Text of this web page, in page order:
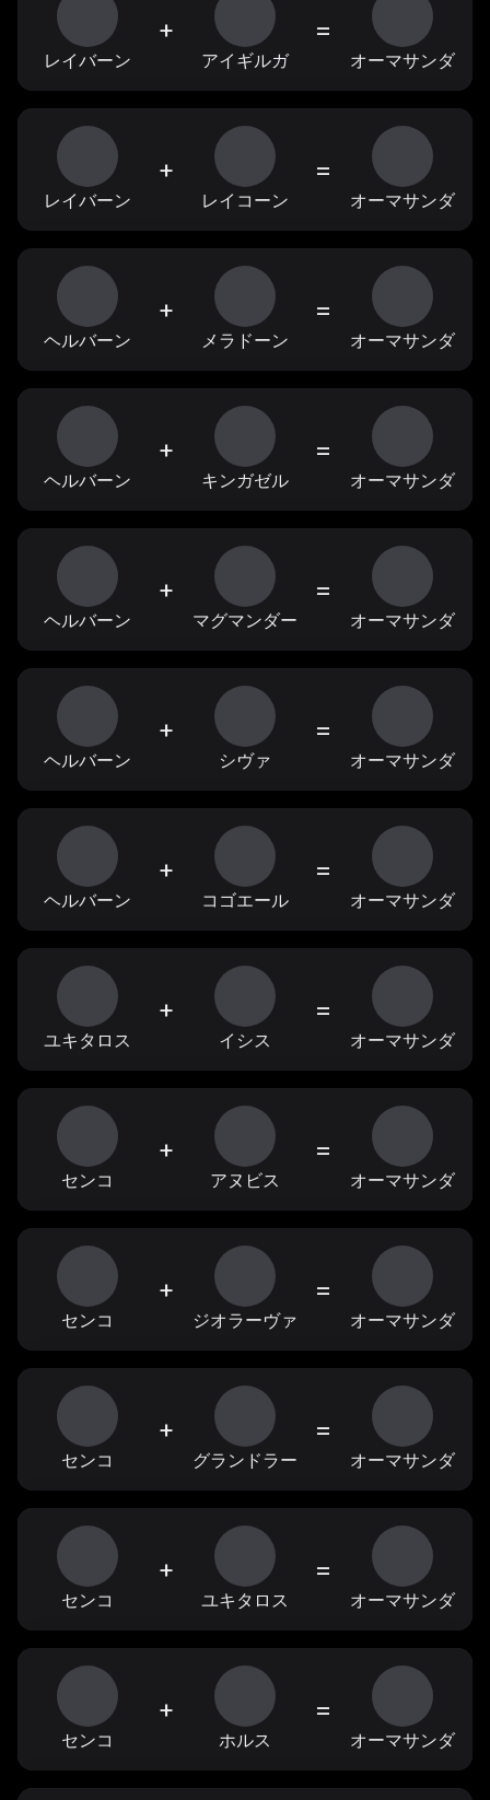
レイバーン
+
アイギルガ
=
オーマサンダ
レイバーン
+
レイコーン
=
オーマサンダ
ヘルバーン
+
メラドーン
=
オーマサンダ
ヘルバーン
+
キンガゼル
=
オーマサンダ
ヘルバーン
+
マグマンダー
=
オーマサンダ
ヘルバーン
+
シヴァ
=
オーマサンダ
ヘルバーン
+
コゴエール
=
オーマサンダ
ユキタロス
+
イシス
=
オーマサンダ
センコ
+
アヌビス
=
オーマサンダ
センコ
+
ジオラーヴァ
=
オーマサンダ
センコ
+
グランドラー
=
オーマサンダ
センコ
+
ユキタロス
=
オーマサンダ
センコ
+
ホルス
=
オーマサンダ